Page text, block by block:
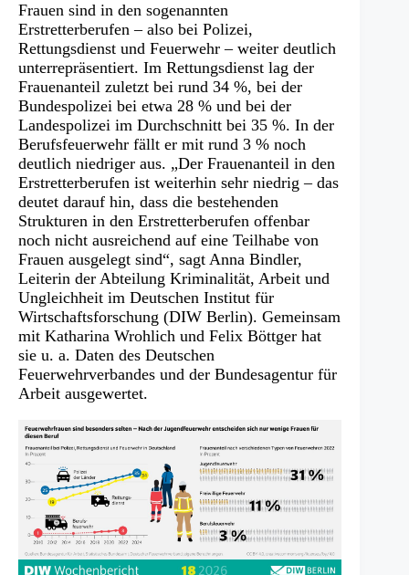
Frauen sind in den sogenannten
Erstretterberufen – also bei Polizei,
Rettungsdienst und Feuerwehr – weiter deutlich
unterrepräsentiert. Im Rettungsdienst lag der
Frauenanteil zuletzt bei rund 34 %, bei der
Bundespolizei bei etwa 28 % und bei der
Landespolizei im Durchschnitt bei 35 %. In der
Berufsfeuerwehr fällt er mit rund 3 % noch
deutlich niedriger aus. „Der Frauenanteil in den
Erstretterberufen ist weiterhin sehr niedrig – das
deutet darauf hin, dass die bestehenden
Strukturen in den Erstretterberufen offenbar
noch nicht ausreichend auf eine Teilhabe von
Frauen ausgelegt sind“, sagt Anna Bindler,
Leiterin der Abteilung Kriminalität, Arbeit und
Ungleichheit im Deutschen Institut für
Wirtschaftsforschung (DIW Berlin). Gemeinsam
mit Katharina Wrohlich und Felix Böttger hat
sie u. a. Daten des Deutschen
Feuerwehrverbandes und der Bundesagentur für
Arbeit ausgewertet.